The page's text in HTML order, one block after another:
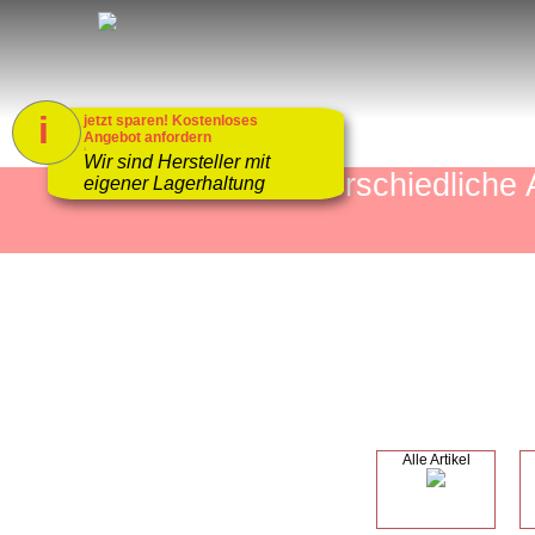
mehr als 4000
Alle Artikel
jetzt sparen! Kostenloses
Angebot anfordern
1
Wir sind Hersteller mit
eigener Lagerhaltung
i